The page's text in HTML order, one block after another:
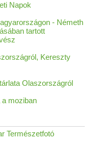
Napok
- Németh
tartott
Kereszty
Olaszországról
a moziban
Természetfotó